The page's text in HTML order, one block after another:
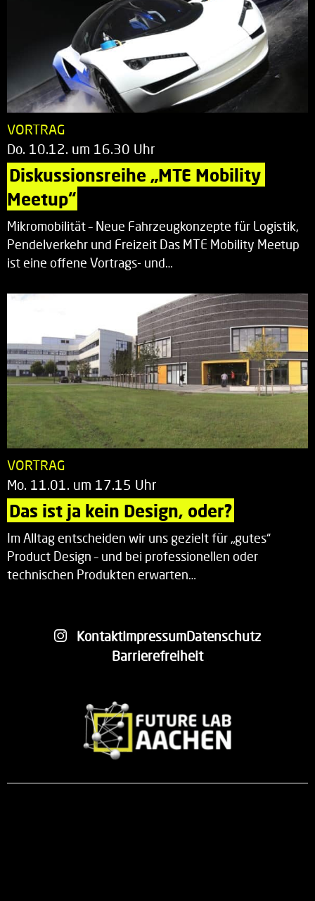
VORTRAG
Do. 10.12. um 16.30 Uhr
Diskussionsreihe „MTE Mobility
Meetup“
Mikromobilität – Neue Fahrzeugkonzepte für Logistik,
Pendelverkehr und Freizeit Das MTE Mobility Meetup
ist eine offene Vortrags- und…
VORTRAG
Mo. 11.01. um 17.15 Uhr
Das ist ja kein Design, oder?
Im Alltag entscheiden wir uns gezielt für „gutes“
Product Design – und bei professionellen oder
technischen Produkten erwarten…
KontaktImpressumDatenschutz
Barrierefreiheit